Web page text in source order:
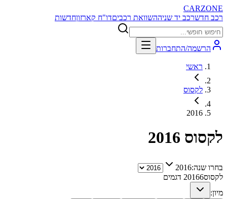
CARZONE
רכב חדשרכב יד שניההשוואת רכביםדו"ח קארזוןחדשות
הרשמה/התחברות
ראשי
לקסוס
2016
לקסוס 2016
בחרו שנה:2016
לקסוס 20166
דגמים
מיון: